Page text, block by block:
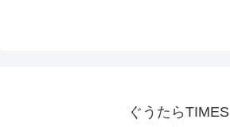
ぐうたらTIMES